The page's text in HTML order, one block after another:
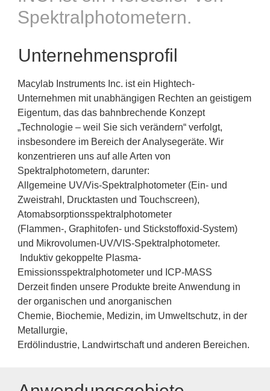
Spektralphotometern.
Unternehmensprofil
Macylab Instruments Inc. ist ein Hightech-
Unternehmen mit unabhängigen Rechten an geistigem
Eigentum, das das bahnbrechende Konzept
„Technologie – weil Sie sich verändern“ verfolgt,
insbesondere im Bereich der Analysegeräte. Wir
konzentrieren uns auf alle Arten von
Spektralphotometern, darunter:
Allgemeine UV/Vis-Spektralphotometer (Ein- und
Zweistrahl, Drucktasten und Touchscreen),
Atomabsorptionsspektralphotometer
(Flammen-, Graphitofen- und Stickstoffoxid-System)
und Mikrovolumen-UV/VIS-Spektralphotometer.
Induktiv gekoppelte Plasma-
Emissionsspektralphotometer und ICP-MASS
Derzeit finden unsere Produkte breite Anwendung in
der organischen und anorganischen
Chemie, Biochemie, Medizin, im Umweltschutz, in der
Metallurgie,
Erdölindustrie, Landwirtschaft und anderen Bereichen.